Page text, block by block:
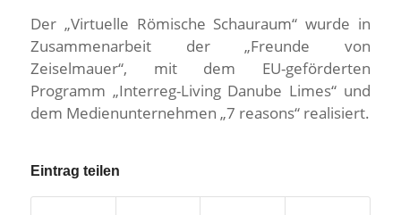
Der „Virtuelle Römische Schauraum“ wurde in
Zusammenarbeit der „Freunde von
Zeiselmauer“, mit dem EU-geförderten
Programm „Interreg-Living Danube Limes“ und
dem Medienunternehmen „7 reasons“ realisiert.
Eintrag teilen